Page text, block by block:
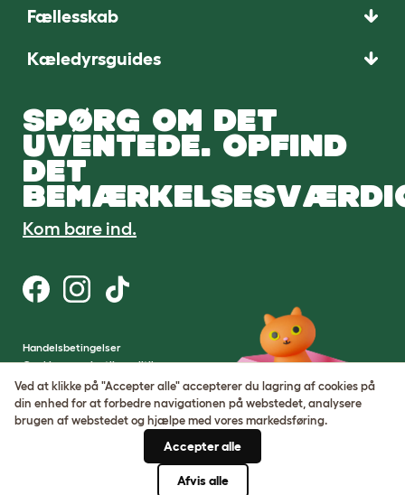
Fællesskab
Kæledyrsguides
SPØRG OM DET
UVENTEDE. OPFIND
DET
Kom bare ind.
Handelsbetingelser
Cookie- og privatlivspolitik
Cookie Settings
Sitemap
Virksomhedens registreringsnummer:
Ved at klikke på "Accepter alle" accepterer du lagring af cookies på
din enhed for at forbedre navigationen på webstedet, analysere
brugen af ​​webstedet og hjælpe med vores markedsføring.
Accepter alle
Afvis alle